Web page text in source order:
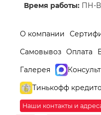
Время работы: ПН-
О компании
Самовывоз Оплата
Галерея
Тинькофф
Наши контакты и